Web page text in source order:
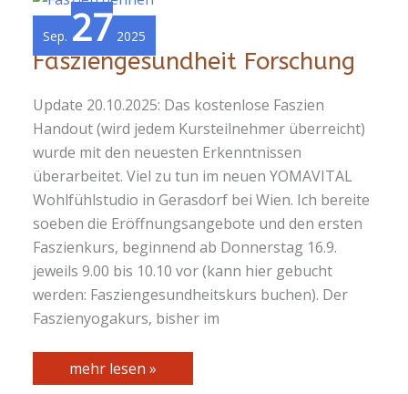
Fasziengesundheit Forschung
Update 20.10.2025: Das kostenlose Faszien
Handout (wird jedem Kursteilnehmer überreicht)
wurde mit den neuesten Erkenntnissen
überarbeitet. Viel zu tun im neuen YOMAVITAL
Wohlfühlstudio in Gerasdorf bei Wien. Ich bereite
soeben die Eröffnungsangebote und den ersten
Faszienkurs, beginnend ab Donnerstag 16.9.
jeweils 9.00 bis 10.10 vor (kann hier gebucht
werden: Fasziengesundheitskurs buchen). Der
Faszienyogakurs, bisher im
Fasziengesundheit
Forschung
mehr lesen »
Sep. 27 2025